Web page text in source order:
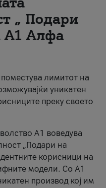
„ Подари
А1 Алфа
лимитот на
уникатен
преку своето
А1 воведува
„Подари на
корисници на
модели. Со A1
производ кој им